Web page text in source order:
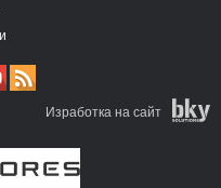
Изработка на сайт